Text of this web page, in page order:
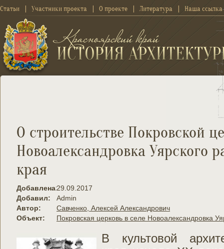
Статьи Участники проекта О проекте Литература Наша ссылка
О строительстве Покровской
Новоалександровка Уярского
края
Добавлена:29.09.2017
Добавил:
Admin
Автор:
Савченко, Алексей Александрович
Объект:
Покровская церковь в селе Новоалександровка
В культовой